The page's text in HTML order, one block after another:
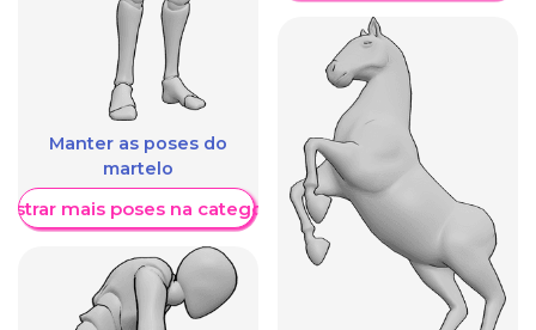
Manter as poses do
martelo
mais poses na categoria